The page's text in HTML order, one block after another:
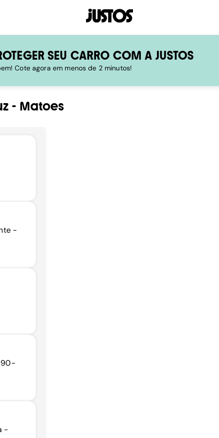
SEU CARRO COM A JUSTOS
Cote agora em menos de 2 minutos!
- Matoes
-
-